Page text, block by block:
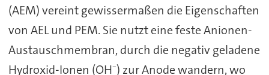
(AEM) vereint gewissermaßen die Eigenschaften
von AEL und PEM. Sie nutzt eine feste Anionen-
Austauschmembran, durch die negativ geladene
Hydroxid-Ionen (OH⁻) zur Anode wandern, wo